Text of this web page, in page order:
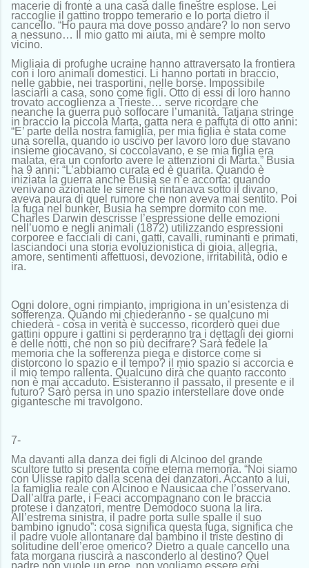
macerie di fronte a una casa dalle finestre esplose. Lei
raccoglie il gattino troppo temerario e lo porta dietro il
cancello. “Ho paura ma dove posso andare? Io non servo
a nessuno… Il mio gatto mi aiuta, mi è sempre molto
vicino.
Migliaia di profughe ucraine hanno attraversato la frontiera
con i loro animali domestici. Li hanno portati in braccio,
nelle gabbie, nei trasportini, nelle borse. Impossibile
lasciarli a casa, sono come figli. Otto di essi di loro hanno
trovato accoglienza a Trieste… serve ricordare che
neanche la guerra può soffocare l’umanità. Tatjana stringe
in braccio la piccola Marta, gatta nera e paffuta di otto anni:
“E’ parte della nostra famiglia, per mia figlia è stata come
una sorella, quando io uscivo per lavoro loro due stavano
insieme giocavano, si coccolavano, e se mia figlia era
malata, era un conforto avere le attenzioni di Marta.” Busia
ha 9 anni: “L’abbiamo curata ed è guarita. Quando è
iniziata la guerra anche Busia se n’e accorta: quando
venivano azionate le sirene sì rintanava sotto il divano,
aveva paura di quel rumore che non aveva mai sentito. Poi
la fuga nel bunker, Busia ha sempre dormito con me.
Charles Darwin descrisse l’espressione delle emozioni
nell’uomo e negli animali (1872) utilizzando espressioni
corporee e facciali di cani, gatti, cavalli, ruminanti e primati,
lasciandoci una storia evoluzionistica di gioia, allegria,
amore, sentimenti affettuosi, devozione, irritabilità, odio e
ira.
Ogni dolore, ogni rimpianto, imprigiona in un’esistenza di
sofferenza. Quando mi chiederanno - se qualcuno mi
chiederà - cosa in verità è successo, ricorderò quei due
gattini oppure i gattini si perderanno tra i dettagli dei giorni
e delle notti, che non so più decifrare? Sarà fedele la
memoria che la sofferenza piega e distorce come si
distorcono lo spazio e il tempo? il mio spazio si accorcia e
il mio tempo rallenta. Qualcuno dirà che quanto racconto
non è mai accaduto. Esisteranno il passato, il presente e il
futuro? Sarò persa in uno spazio interstellare dove onde
gigantesche mi travolgono.
7-
Ma davanti alla danza dei figli di Alcinoo del grande
scultore tutto si presenta come eterna memoria. “Noi siamo
con Ulisse rapito dalla scena dei danzatori. Accanto a lui,
la famiglia reale con Alcinoo e Nausicaa che l’osservano.
Dall’altra parte, i Feaci accompagnano con le braccia
protese i danzatori, mentre Demodoco suona la lira.
All’estrema sinistra, il padre porta sulle spalle il suo
bambino ignudo”: cosa significa questa fuga, significa che
il padre vuole allontanare dal bambino il triste destino di
solitudine dell’eroe omerico? Dietro a quale cancello una
fata morgana riuscirà a nasconderlo al destino? Quel
padre non vuole un eroe, non vogliamo essere eroi,